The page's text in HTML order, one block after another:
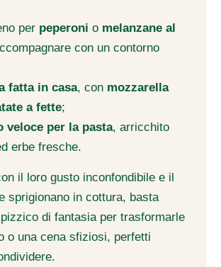
per peperoni o melanzane al
con un contorno
fatta in casa, con mozzarella
a fette;
veloce per la pasta, arricchito
erbe fresche.
il loro gusto inconfondibile e il
sprigionano in cottura, basta
di fantasia per trasformarle
o una cena sfiziosi, perfetti